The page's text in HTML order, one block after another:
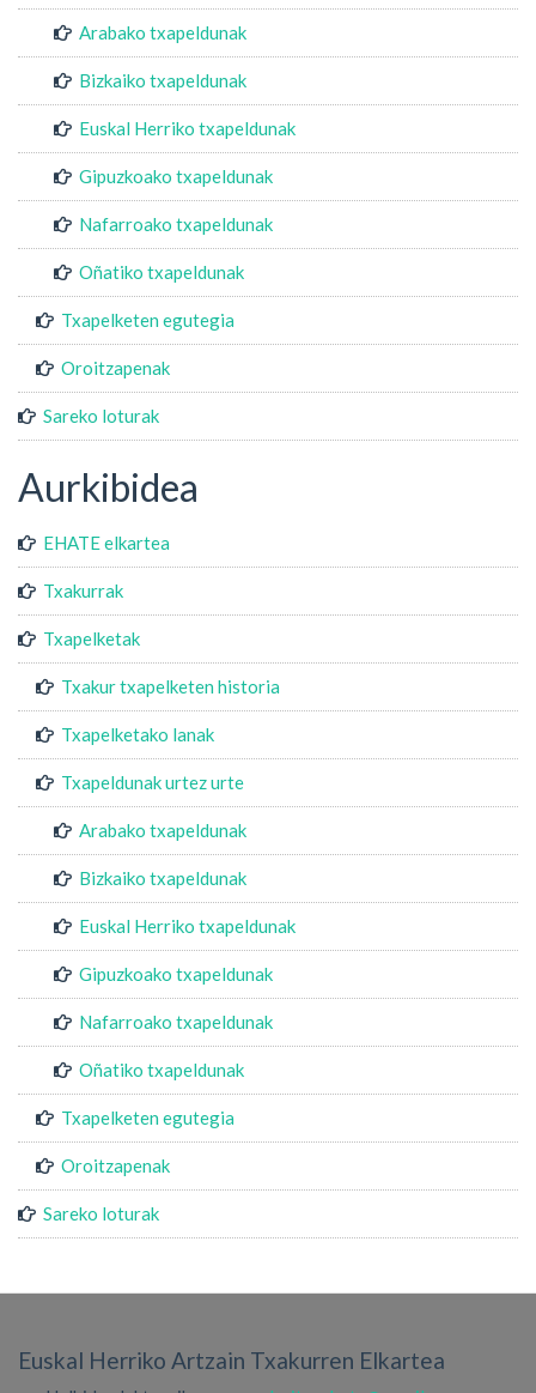
Arabako txapeldunak
Bizkaiko txapeldunak
Euskal Herriko txapeldunak
Gipuzkoako txapeldunak
Nafarroako txapeldunak
Oñatiko txapeldunak
Txapelketen egutegia
Oroitzapenak
Sareko loturak
Aurkibidea
EHATE elkartea
Txakurrak
Txapelketak
Txakur txapelketen historia
Txapelketako lanak
Txapeldunak urtez urte
Arabako txapeldunak
Bizkaiko txapeldunak
Euskal Herriko txapeldunak
Gipuzkoako txapeldunak
Nafarroako txapeldunak
Oñatiko txapeldunak
Txapelketen egutegia
Oroitzapenak
Sareko loturak
Euskal Herriko Artzain Txakurren Elkartea